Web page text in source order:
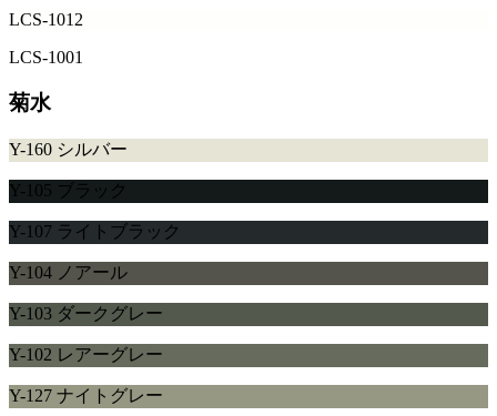
LCS-1012
LCS-1001
菊水
Y-160 シルバー
Y-105 ブラック
Y-107 ライトブラック
Y-104 ノアール
Y-103 ダークグレー
Y-102 レアーグレー
Y-127 ナイトグレー